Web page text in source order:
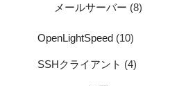
メールサーバー (8)
OpenLightSpeed (10)
SSHクライアント (4)